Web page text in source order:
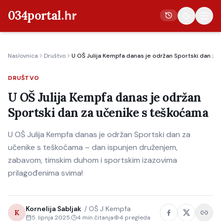
034portal.hr
Crna kronika
Poljoprivreda
Politika
Gospodarstvo
Život
Kultura
Naslovnica Društvo U OŠ Julija Kempfa danas je održan Sportski dan
DRUŠTVO
U OŠ Julija Kempfa danas je održan
Sportski dan za učenike s teškoćama
U OŠ Julija Kempfa danas je održan Sportski dan za
učenike s teškoćama – dan ispunjen druženjem,
zabavom, timskim duhom i sportskim izazovima
prilagođenima svima!
K Kornelija Sabljak / OŠ J Kempfa
5. lipnja 2025. 4 min čitanja 4 pregleda